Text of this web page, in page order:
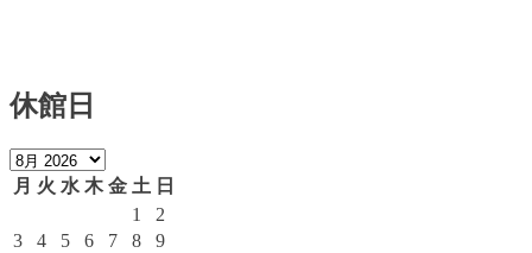
休館日
月 火 水 木 金 土 日
1
2
3
4 5 6 7 8
9